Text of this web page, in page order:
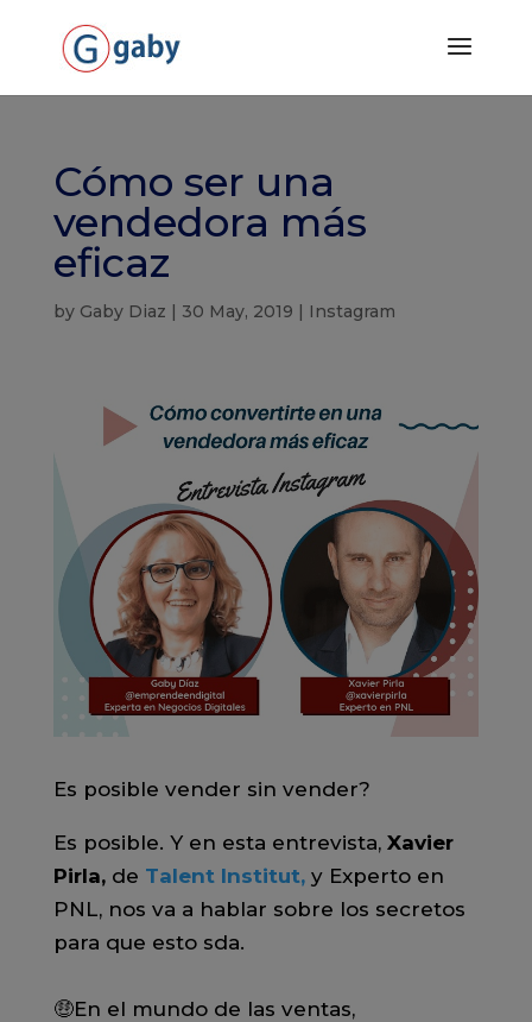
Cómo ser una
vendedora más
eficaz
by Gaby Diaz | 30 May, 2019 | Instagram
Es posible vender sin vender?
Es posible. Y en esta entrevista, Xavier
Pirla,de Talent Institut,y Experto en
PNL,nos va a hablar sobre los secretos
para que esto sda. ⠀⠀
🤑En el mundo de las ventas,